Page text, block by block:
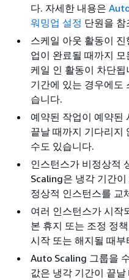
다. 자세한 내용은
워밍업 설정 단원을 참
스케일 아웃 활동이
업이 완료될 때까지
케일 인 활동이 차단
기간에 있는 경우에도
습니다.
예약된 작업이 예약된
끝날 때까지 기다리지
수도 있습니다.
인스턴스가 비정상적
Scaling은 냉각 기간
정상적 인스턴스를 교
여러 인스턴스가 시작
본 휴지 또는 조정 정
시작 또는 해지될 때부
Auto Scaling 그룹을
값은 냉각 기간이 끝